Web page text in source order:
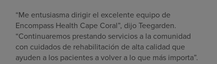
“Me entusiasma dirigir el excelente equipo de
Encompass Health Cape Coral”, dijo Teegarden.
“Continuaremos prestando servicios a la comunidad
con cuidados de rehabilitación de alta calidad que
ayuden a los pacientes a volver a lo que más importa”.